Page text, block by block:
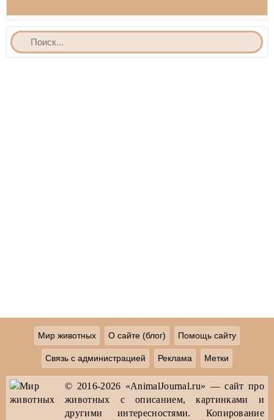
Мир животных О сайте (блог) Помощь сайту
Связь с администрацией Реклама Метки
© 2016-2026 «AnimalJournal.ru» — сайт про
животных с описанием, картинками и
другими интересностями. Копирование